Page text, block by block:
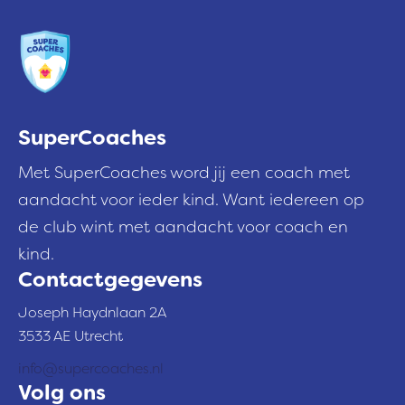
SuperCoaches
Met SuperCoaches word jij een coach met
aandacht voor ieder kind. Want iedereen op
de club wint met aandacht voor coach en
kind.
Contactgegevens
Joseph Haydnlaan 2A
3533 AE Utrecht
info@supercoaches.nl
Volg ons